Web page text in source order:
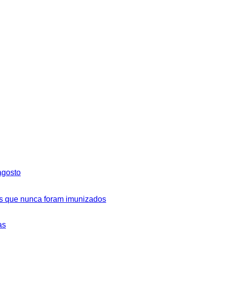
que nunca foram imunizados